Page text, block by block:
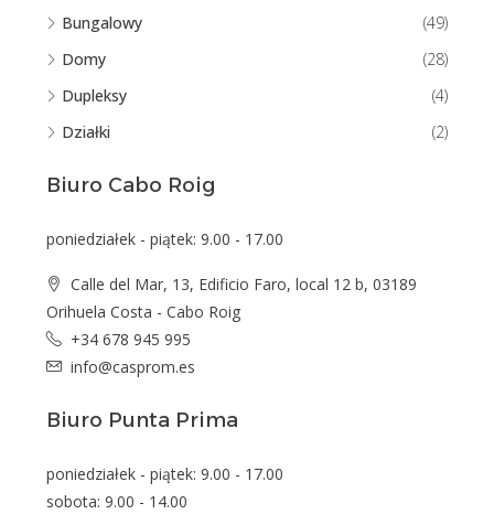
Bungalowy
(49)
Domy
(28)
Dupleksy
(4)
Działki
(2)
Biuro Cabo Roig
poniedziałek - piątek: 9.00 - 17.00
Calle del Mar, 13, Edificio Faro, local 12 b, 03189
Orihuela Costa - Cabo Roig
+34 678 945 995
info@casprom.es
Biuro Punta Prima
poniedziałek - piątek: 9.00 - 17.00
sobota: 9.00 - 14.00